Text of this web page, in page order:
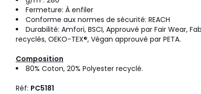
Fermeture: À enfiler
Conforme aux normes de sécurité: REACH
Durabilité: Amfori, BSCI, Approuvé par Fair Wear,
recyclés, OEKO-TEX®, Végan approuvé par PETA.
Composition
80% Coton, 20% Polyester recyclé.
Réf: PC5181